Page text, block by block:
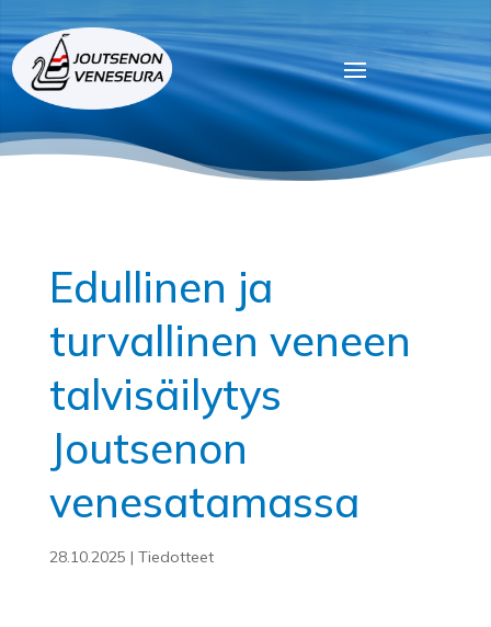
Edullinen ja
turvallinen veneen
talvisäilytys
Joutsenon
venesatamassa
28.10.2025 | Tiedotteet